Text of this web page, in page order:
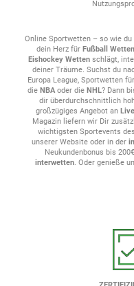
Auch bei der
Tipps abgeben und so
Sports durchschaut hast.
Tischtennis-Quoten
und zeigen dir, welche
das Maximum aus den
kannst.
Selbst wenn du neu in der
nationale und
sein: Durch das schnelle
Spannung auf, als es zum
du als Gewinner vom Platz
Online Sportwetten – so wie
dein Herz für Fußball Wetten
Eishockey Wetten schlägt,
deiner Träume. Suchst du
Europa League, Sportwetten
die NBAoder die NHL? Dann
dir überdurchschnittlich
großzügiges Angebot an
Magazin liefern wir Dir
wichtigsten Sportevents
unserer Website oder in der
Neukundenbonus bis
interwetten. Oder genieße